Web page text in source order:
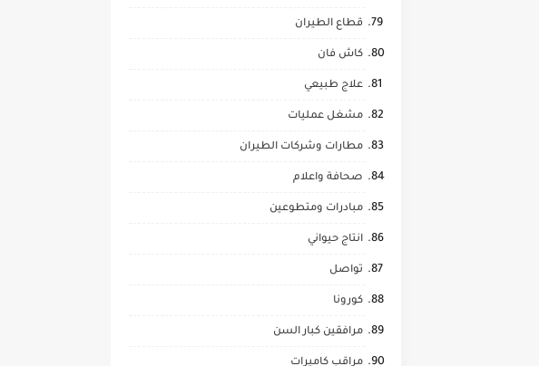
قطاع الطيران
كاش فان
علاج طبيعي
مشغل عمليات
مطارات وشركات الطيران
صحافة واعلام
مبادرات ومتطوعين
انتاج حيواني
تواصل
كورونا
مرافقين كبار السن
مراقب كاميرات